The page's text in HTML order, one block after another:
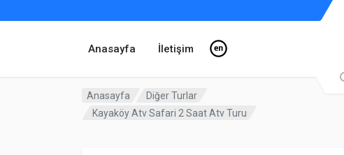
Anasayfa İletişim
Anasayfa
Diğer Turlar
Kayaköy Atv Safari 2 Saat Atv Turu